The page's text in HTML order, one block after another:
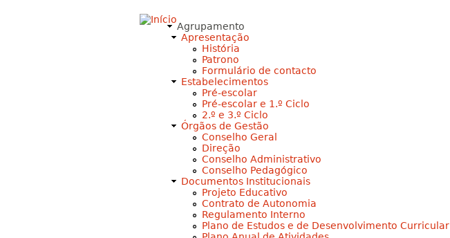
Agrupamento
Apresentação
História
Patrono
Formulário de contacto
Estabelecimentos
Pré-escolar
Pré-escolar e 1.º Ciclo
2.º e 3.º Ciclo
Órgãos de Gestão
Conselho Geral
Direção
Conselho Administrativo
Conselho Pedagógico
Documentos Institucionais
Projeto Educativo
Contrato de Autonomia
Regulamento Interno
Plano de Estudos e de Desenvolvimento Curricular